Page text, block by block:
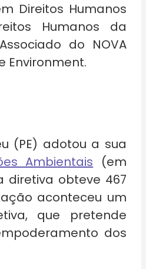
Direitos Humanos
Humanos da
do NOVA
Environment.
(PE) adotou a sua
Ambientais (em
diretiva obteve 467
aconteceu um
que pretende
dos